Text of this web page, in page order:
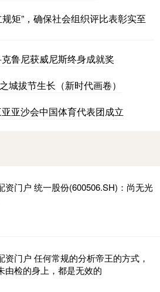
矩”，确保社会组织评比表彰实至
鲁尼获威尼斯终身成就奖
城拔节生长（新时代画卷）
亚沙会中国体育代表团成立
资门户 统一股份(600506.SH)：尚无光
资门户 任何常规的分析帝王的方式，
由检的身上，都是无效的